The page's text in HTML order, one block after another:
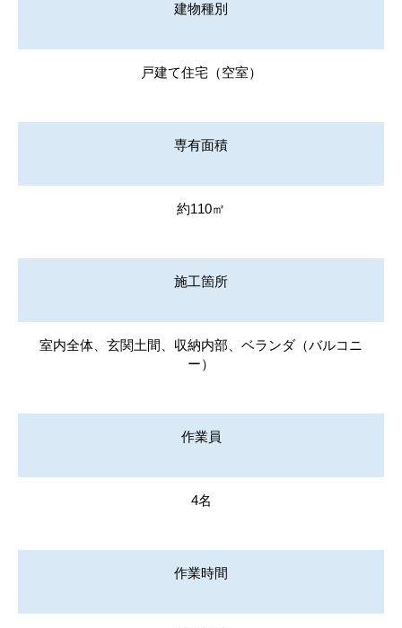
建物種別
戸建て住宅（空室）
専有面積
約110㎡
施工箇所
室内全体、玄関土間、収納内部、ベランダ（バルコニ
ー）
作業員
4名
作業時間